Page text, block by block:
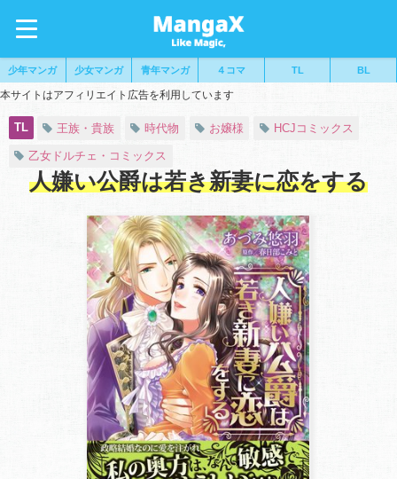
少年マンガ 少女マンガ 青年マンガ ４コマ TL BL
本サイトはアフィリエイト広告を利用しています
TL 王族・貴族 時代物 お嬢様 HCJコミックス
乙女ドルチェ・コミックス
人嫌い公爵は若き新妻に恋をする